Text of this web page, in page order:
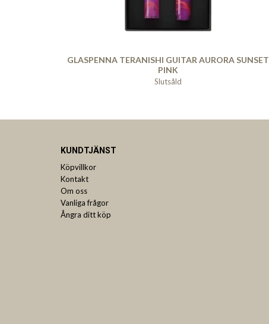
GLASPENNA TERANISHI GUITAR AURORA SUNSET
PINK
Slutsåld
KUNDTJÄNST
Köpvillkor
Kontakt
Om oss
Vanliga frågor
Ångra ditt köp